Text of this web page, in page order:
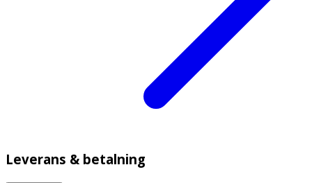
Leverans & betalning